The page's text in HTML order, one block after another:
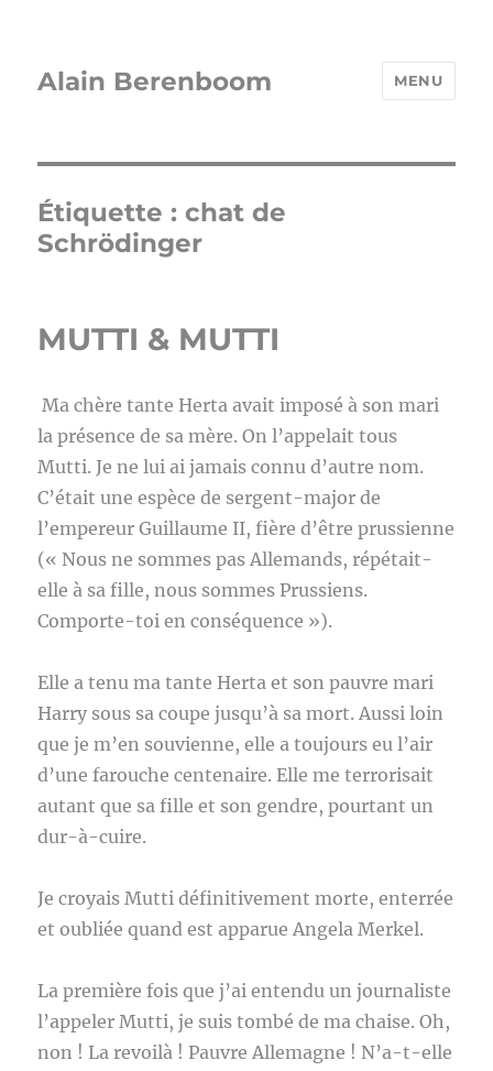
Alain Berenboom MENU
Étiquette :chat de
Schrödinger
MUTTI & MUTTI
Ma chère tante Herta avait imposé à son mari
la présence de sa mère. On l’appelait tous
Mutti. Je ne lui ai jamais connu d’autre nom.
C’était une espèce de sergent-major de
l’empereur Guillaume II, fière d’être prussienne
(« Nous ne sommes pas Allemands, répétait-
elle à sa fille, nous sommes Prussiens.
Comporte-toi en conséquence »).
Elle a tenu ma tante Herta et son pauvre mari
Harry sous sa coupe jusqu’à sa mort. Aussi loin
que je m’en souvienne, elle a toujours eu l’air
d’une farouche centenaire. Elle me terrorisait
autant que sa fille et son gendre, pourtant un
dur-à-cuire.
Je croyais Mutti définitivement morte, enterrée
et oubliée quand est apparue Angela Merkel.
La première fois que j’ai entendu un journaliste
l’appeler Mutti, je suis tombé de ma chaise. Oh,
non ! La revoilà ! Pauvre Allemagne ! N’a-t-elle